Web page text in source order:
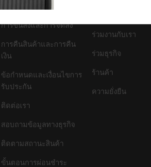
การขนส่งและการจัดส่ง
การคืนสินค้าและการคืน
เงิน
ข้อกำหนดและเงื่อนไขการ
รับประกัน
ติดต่อเรา
สอบถามข้อมูลทางธุรกิจ
ติดตามสถานะสินค้า
ขั้นตอนการผ่อนชำระ
ร่วมงานกับเรา
ร่วมธุรกิจ
ร้านค้า
ความยั่งยืน